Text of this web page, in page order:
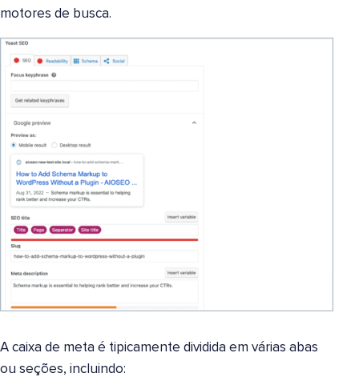
motores de busca.
A caixa de meta é tipicamente dividida em várias abas
ou seções, incluindo: